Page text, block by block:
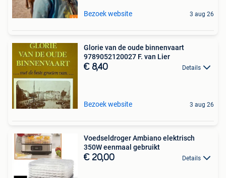
Bezoek website 3 aug 26
Glorie van de oude binnenvaart
9789052120027 F. van Lier
€ 8,40 Details
Bezoek website 3 aug 26
Voedseldroger Ambiano elektrisch
350W eenmaal gebruikt
€ 20,00 Details